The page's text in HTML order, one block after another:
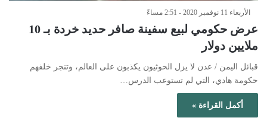
الأربعاء 11 نوفمبر 2020 - 2:51 مساءً
عرض حكومي لبيع سفينة صافر حديد خردة بـ 10
ملايين دولار
قبائل اليمن / عدن لا يزل الحوثيون يكذبون على العالم، وتنجر خلفهم
حكومة هادي، التي لم تستوعب الدرس…
أكمل القراءة »